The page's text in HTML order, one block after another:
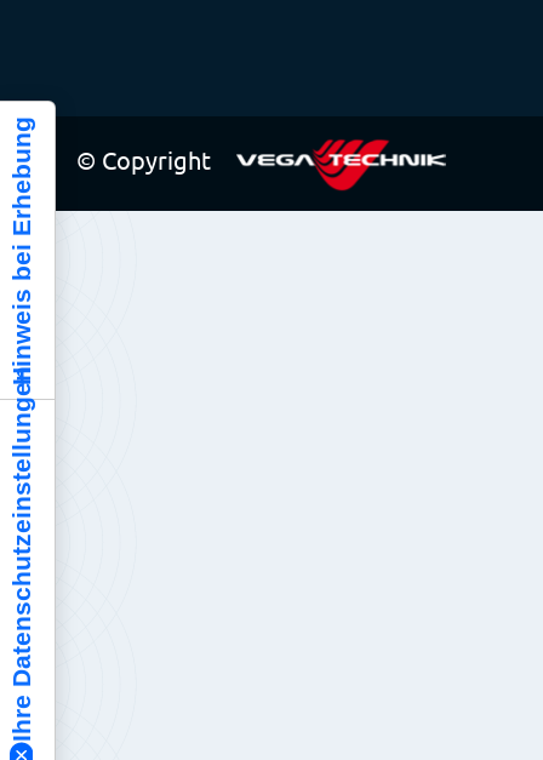
© Copyright
Ihre Datenschutzeinstellungen
Hinweis bei Erhebung